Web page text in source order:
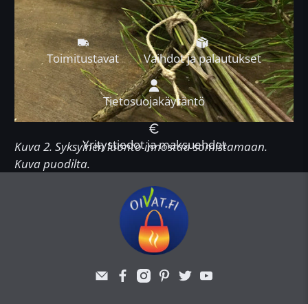
Kuva 2. Syksyinen luonto innostaa somistamaan.
Kuva puodilta.
Toimitustavat Vaihdot ja palautukset
Tietosuojakäytäntö
Yritystiedot ja maksuehdot